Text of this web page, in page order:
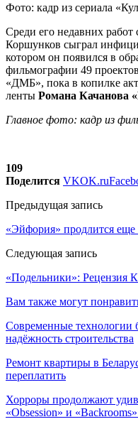
Фото: кадр из сериала
Среди его недавних работ
Коршунков сыграл
котором он появился в
фильмографии 49
«ДМБ», пока в копилке
ленты Романа Качанова
Главное фото: кадр из
109
Поделится VKOK.ru
Предыдущая запись
«Эйфория» продлится
Следующая запись
«Подельники»: Рецензия
Вам также могут
Современные
надёжность строительства
Ремонт квартиры в
переплатить
Хорроры продолжают
«Obsession» и